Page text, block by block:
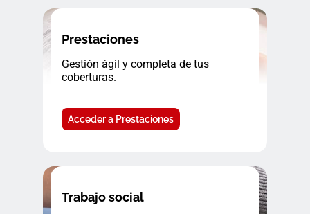
Prestaciones
Gestión ágil y completa de tus
coberturas.
Acceder a Prestaciones
Trabajo social